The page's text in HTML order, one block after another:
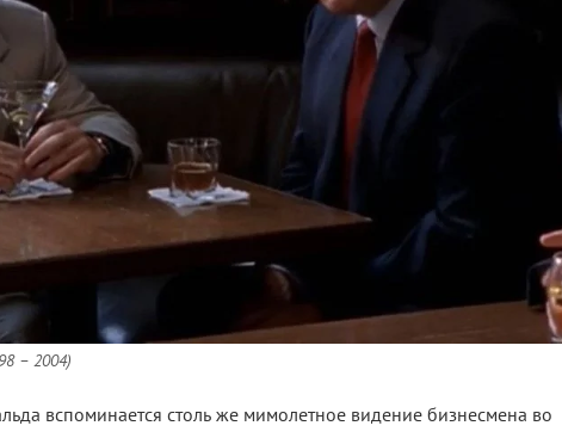
– 2004)
вспоминается столь же мимолетное видение бизнесмена во